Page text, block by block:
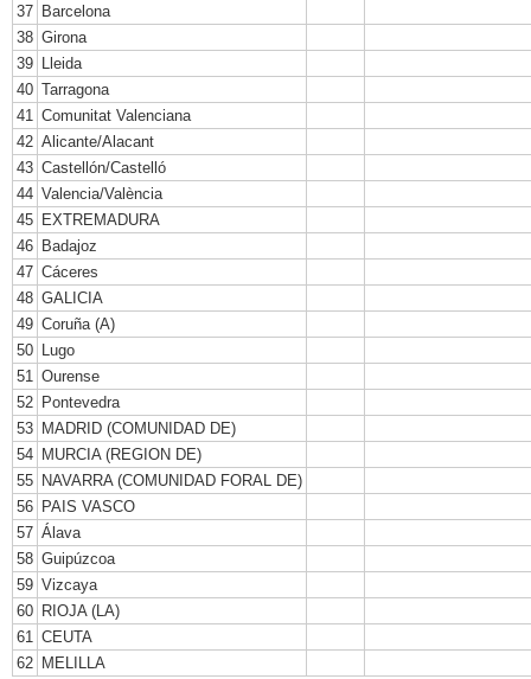
37 Barcelona
38 Girona
39 Lleida
40 Tarragona
41 Comunitat Valenciana
42 Alicante/Alacant
43 Castellón/Castelló
44 Valencia/València
45 EXTREMADURA
46 Badajoz
47 Cáceres
48 GALICIA
49 Coruña (A)
50 Lugo
51 Ourense
52 Pontevedra
53 MADRID (COMUNIDAD DE)
54 MURCIA (REGION DE)
55 NAVARRA (COMUNIDAD FORAL DE)
56 PAIS VASCO
57 Álava
58 Guipúzcoa
59 Vizcaya
60 RIOJA (LA)
61 CEUTA
62 MELILLA